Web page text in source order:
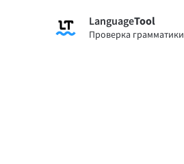
LanguageTool
Проверка грамматики